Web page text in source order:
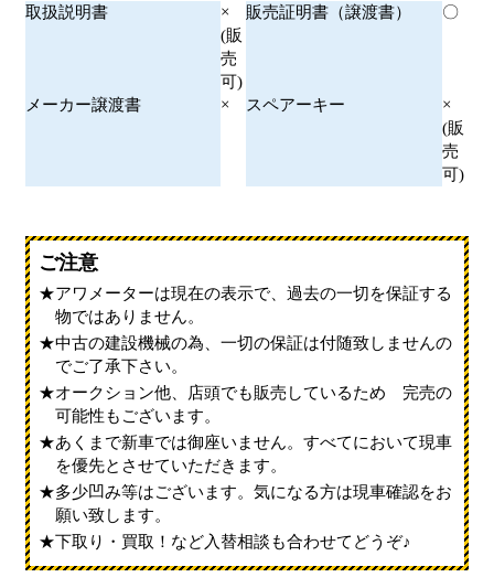
取扱説明書
×
(販
売
可)
販売証明書（譲渡書） 〇
メーカー譲渡書 × スペアーキー
×
(販
売
可)
ご注意
アワメーターは現在の表示で、過去の一切を保証する
物ではありません。
中古の建設機械の為、一切の保証は付随致しませんの
でご了承下さい。
オークション他、店頭でも販売しているため 完売の
可能性もございます。
あくまで新車では御座いません。すべてにおいて現車
を優先とさせていただきます。
多少凹み等はございます。気になる方は現車確認をお
願い致します。
下取り・買取！など入替相談も合わせてどうぞ♪